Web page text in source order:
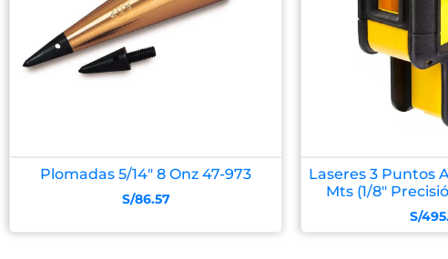
Plomadas 5/14″ 8 Onz 47-973
S/86.57
Laseres 3 Puntos
Mts (1/8″
S/